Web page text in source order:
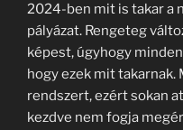
2024-ben mit is takar a
pályázat. Rengeteg
képest, úgyhogy
hogy ezek mit
rendszert, ezért sokan
kezdve nem fogja